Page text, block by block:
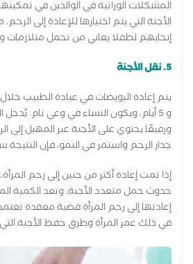
المشكلات الوراثية في الوالدين في
الأجنة التي يتم اختيارها للإعادة إلى
إنجابهم لطفلا يعاني من تحمل متلازمات
5. نقل الأجنة
يتم إعادة البويضات في عيادة الطبيب
و 5 أيام، ويكون النساء في وعي تام. يُدخل
ورفيعًا يحتوي على الأجنة عبر المهبل إلى
جدار الرحم واستمر في النمو، فإن
إذا تمت إعادة أكثر من جنين إلى رحم
حدوث حمل متعدد الأجنة. وتعد الكمية
إعادتها إلى رحم المرأة قضية معقدة
في ذلك عمر المرأة وطرق حفظ الأجنة التي